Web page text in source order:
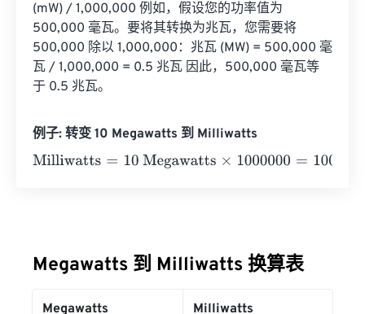
(mW) / 1,000,000 例如，假设您的功率值为
500,000 毫瓦。要将其转换为兆瓦，您需要将
500,000 除以 1,000,000：兆瓦 (MW) = 500,000 毫
瓦 / 1,000,000 = 0.5 兆瓦 因此，500,000 毫瓦等
于 0.5 兆瓦。
例子: 转变 10 Megawatts 到 Milliwatts
Milliwatts=10 Megawatts×1000000 =10000000
Megawatts 到 Milliwatts 换算表
Megawatts Milliwatts